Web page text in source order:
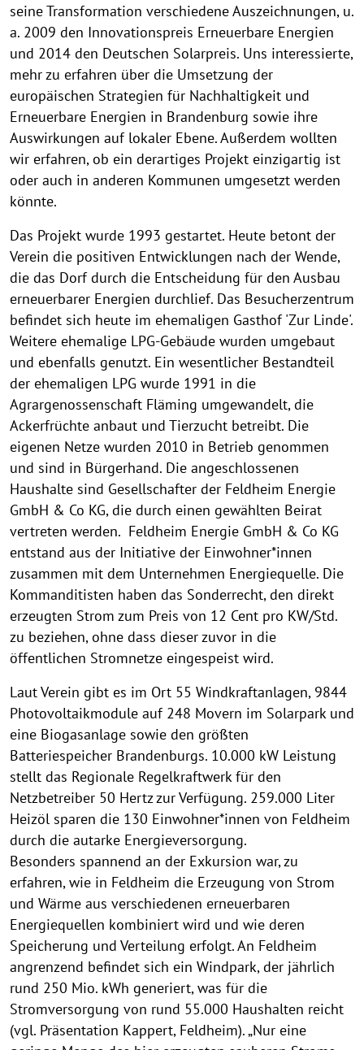
seine Transformation verschiedene Auszeichnungen, u.
a. 2009 den Innovationspreis Erneuerbare Energien
und 2014 den Deutschen Solarpreis. Uns interessierte,
mehr zu erfahren über die Umsetzung der
europäischen Strategien für Nachhaltigkeit und
Erneuerbare Energien in Brandenburg sowie ihre
Auswirkungen auf lokaler Ebene. Außerdem wollten
wir erfahren, ob ein derartiges Projekt einzigartig ist
oder auch in anderen Kommunen umgesetzt werden
könnte.
Das Projekt wurde 1993 gestartet. Heute betont der
Verein die positiven Entwicklungen nach der Wende,
die das Dorf durch die Entscheidung für den Ausbau
erneuerbarer Energien durchlief. Das Besucherzentrum
befindet sich heute im ehemaligen Gasthof 'Zur Linde'.
Weitere ehemalige LPG-Gebäude wurden umgebaut
und ebenfalls genutzt. Ein wesentlicher Bestandteil
der ehemaligen LPG wurde 1991 in die
Agrargenossenschaft Fläming umgewandelt, die
Ackerfrüchte anbaut und Tierzucht betreibt. Die
eigenen Netze wurden 2010 in Betrieb genommen
und sind in Bürgerhand. Die angeschlossenen
Haushalte sind Gesellschafter der Feldheim Energie
GmbH & Co KG, die durch einen gewählten Beirat
vertreten werden. Feldheim Energie GmbH & Co KG
entstand aus der Initiative der Einwohner*innen
zusammen mit dem Unternehmen Energiequelle. Die
Kommanditisten haben das Sonderrecht, den direkt
erzeugten Strom zum Preis von 12 Cent pro KW/Std.
zu beziehen, ohne dass dieser zuvor in die
öffentlichen Stromnetze eingespeist wird.
Laut Verein gibt es im Ort 55 Windkraftanlagen, 9844
Photovoltaikmodule auf 248 Movern im Solarpark und
eine Biogasanlage sowie den größten
Batteriespeicher Brandenburgs. 10.000 kW Leistung
stellt das Regionale Regelkraftwerk für den
Netzbetreiber 50 Hertz zur Verfügung. 259.000 Liter
Heizöl sparen die 130 Einwohner*innen von Feldheim
durch die autarke Energieversorgung.
Besonders spannend an der Exkursion war, zu
erfahren, wie in Feldheim die Erzeugung von Strom
und Wärme aus verschiedenen erneuerbaren
Energiequellen kombiniert wird und wie deren
Speicherung und Verteilung erfolgt. An Feldheim
angrenzend befindet sich ein Windpark, der jährlich
rund 250 Mio. kWh generiert, was für die
Stromversorgung von rund 55.000 Haushalten reicht
(vgl. Präsentation Kappert, Feldheim). „Nur eine